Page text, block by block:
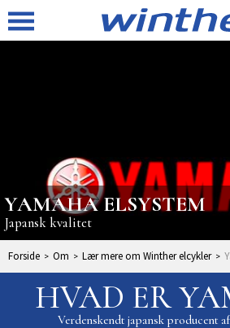
YAMAHA ELSYSTEM
Japansk kvalitet
Forside Om Lær mere om Winther elcykler
HVAD ER
Verdenskendt japansk producent